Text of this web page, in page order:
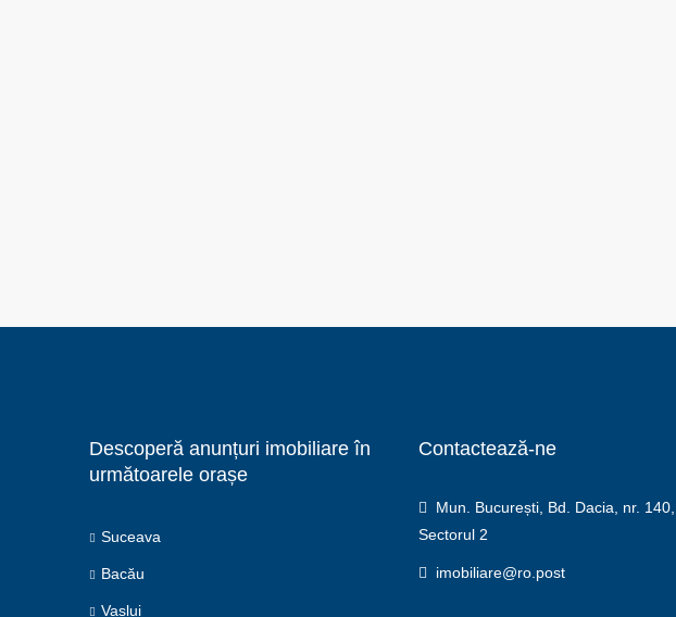
Descoperă anunțuri imobiliare în
următoarele orașe
Suceava
Bacău
Vaslui
Contactează-ne
Mun. București, Bd. Dacia, nr. 140,
Sectorul 2
imobiliare@ro.post